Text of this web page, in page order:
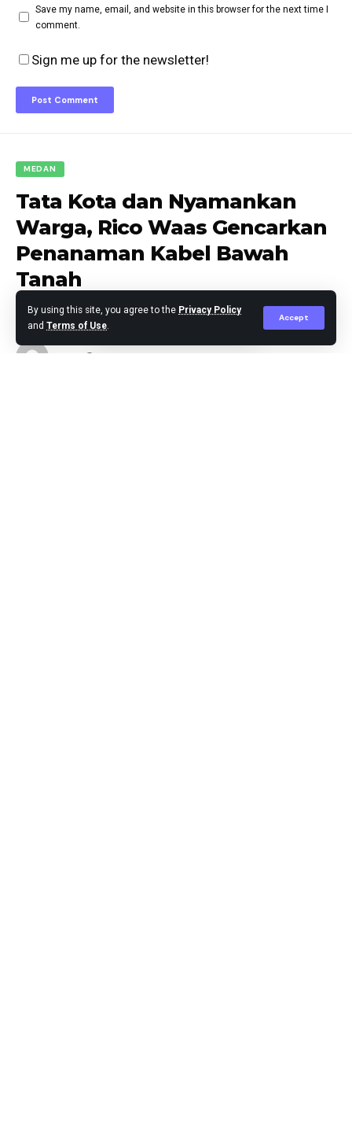
By using this site, you agree to the Privacy Policy
and Terms of Use.
Accept
Save my name, email, and website in this browser for the next time I
comment.
Sign me up for the newsletter!
MEDAN
Tata Kota dan Nyamankan
Warga, Rico Waas Gencarkan
Penanaman Kabel Bawah
Tanah